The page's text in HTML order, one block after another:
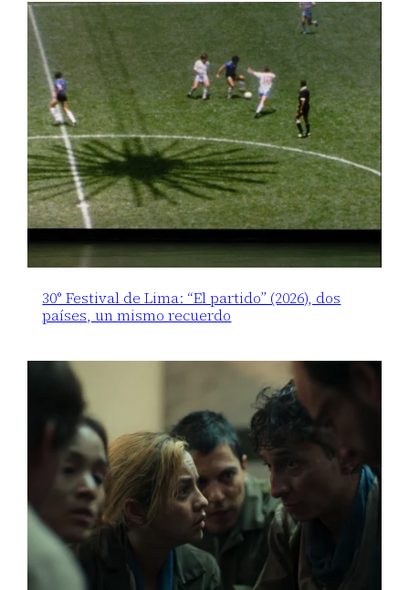
30° Festival de Lima: “El partido” (2026), dos
países, un mismo recuerdo